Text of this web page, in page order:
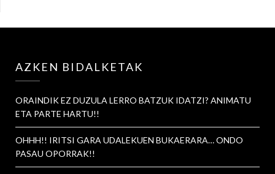
AZKEN BIDALKETAK
ORAINDIK EZ DUZULA LERRO BATZUK IDATZI? ANIMATU
ETA PARTE HARTU!!
OHHH!! IRITSI GARA UDALEKUEN BUKAERARA… ONDO
PASAU OPORRAK!!